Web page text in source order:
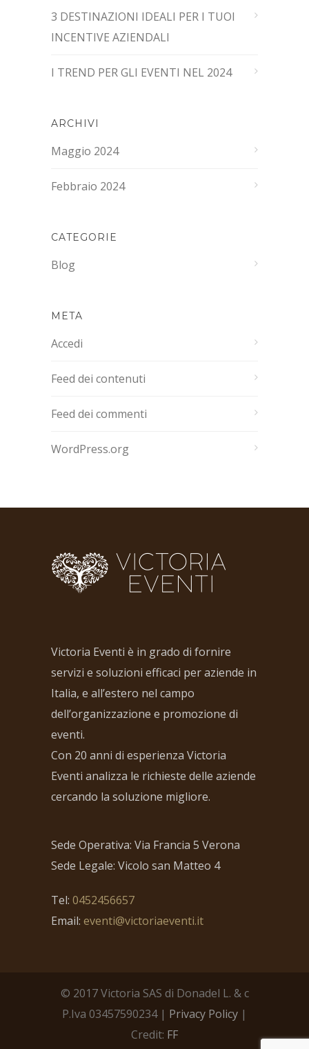
3 DESTINAZIONI IDEALI PER I TUOI
INCENTIVE AZIENDALI
I TREND PER GLI EVENTI NEL 2024
ARCHIVI
Maggio 2024
Febbraio 2024
CATEGORIE
Blog
META
Accedi
Feed dei contenuti
Feed dei commenti
WordPress.org
Victoria Eventi è in grado di fornire
servizi e soluzioni efficaci per aziende in
Italia, e all’estero nel campo
dell’organizzazione e promozione di
eventi.
Con 20 anni di esperienza Victoria
Eventi analizza le richieste delle aziende
cercando la soluzione migliore.
Sede Operativa: Via Francia 5 Verona
Sede Legale: Vicolo san Matteo 4
Tel: 0452456657
Email: eventi@victoriaeventi.it
© 2017 Victoria SAS di Donadel L. & c
P.Iva 03457590234 | Privacy Policy |
Credit: FF